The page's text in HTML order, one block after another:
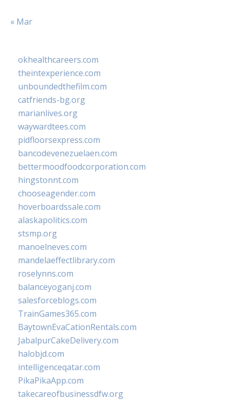
« Mar
okhealthcareers.com
theintexperience.com
unboundedthefilm.com
catfriends-bg.org
marianlives.org
waywardtees.com
pidfloorsexpress.com
bancodevenezuelaen.com
bettermoodfoodcorporation.com
hingstonnt.com
chooseagender.com
hoverboardssale.com
alaskapolitics.com
stsmp.org
manoelneves.com
mandelaeffectlibrary.com
roselynns.com
balanceyoganj.com
salesforceblogs.com
TrainGames365.com
BaytownEvaCationRentals.com
JabalpurCakeDelivery.com
halobjd.com
intelligenceqatar.com
PikaPikaApp.com
takecareofbusinessdfw.org